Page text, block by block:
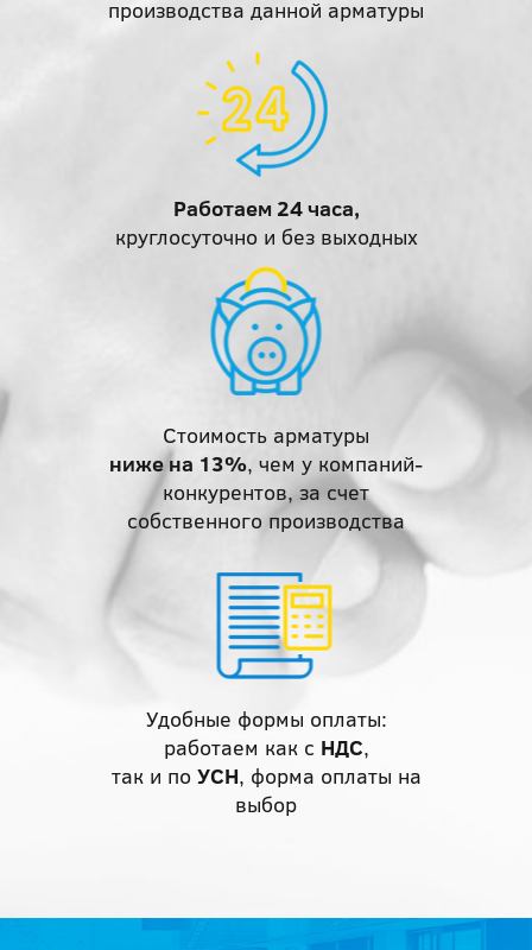
производства данной арматуры
Работаем 24 часа,
круглосуточно и без выходных
Стоимость арматуры
ниже на 13%, чем у компаний-
конкурентов, за счет
собственного производства
Удобные формы оплаты:
работаем как с НДС,
так и по УСН, форма оплаты на
выбор